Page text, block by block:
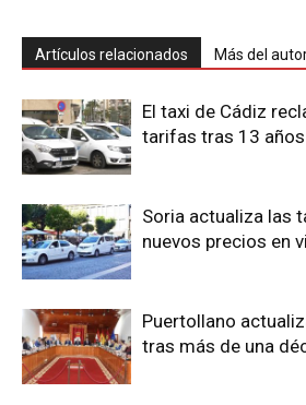
Artículos relacionados Más del
El taxi de Cádiz
tarifas tras 13
Soria actualiza las
nuevos precios en
Puertollano
tras más de una